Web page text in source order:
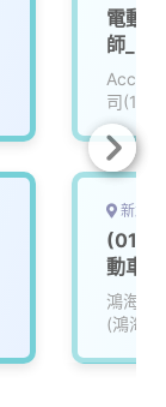
電動
師_電
司
新北
(01)
動車
(EV)
鴻海精
(鴻海)